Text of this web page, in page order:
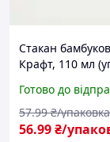
Стакан
Крафт, 110 мл
Готово до
56.99₴/
57.99 ₴/упаковка